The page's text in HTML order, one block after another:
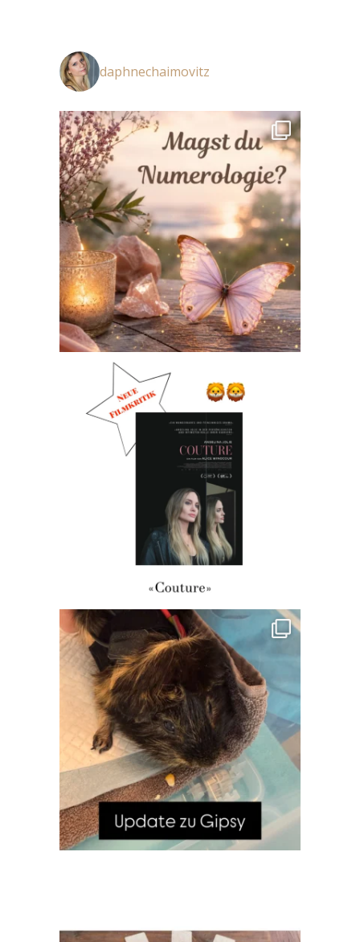
daphnechaimovitz